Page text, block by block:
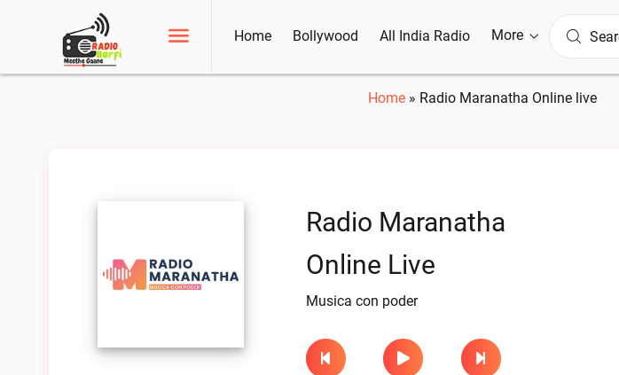
Home Bollywood All India Radio More
Home » Radio Maranatha Online live
Radio Maranatha
Online Live
Musica con poder